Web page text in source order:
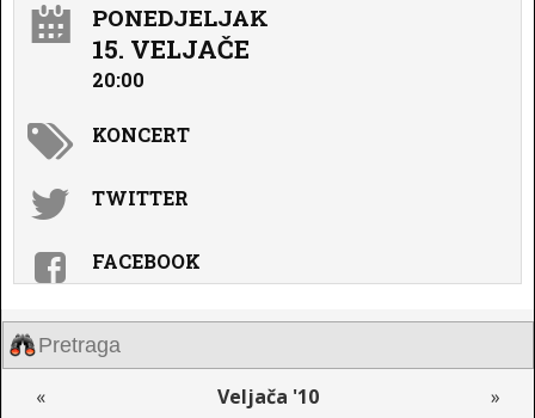
PONEDJELJAK
15. VELJAČE
20:00
KONCERT
TWITTER
FACEBOOK
« Veljača '10 »